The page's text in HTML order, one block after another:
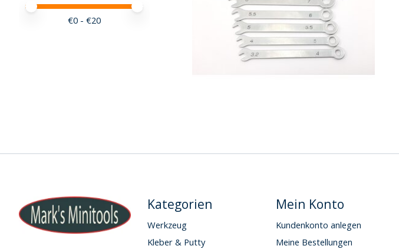
Preis – Mindestwert
Price maximum value
€0 - €20
Kategorien
Werkzeug
Kleber & Putty
Mein Konto
Kundenkonto anlegen
Meine Bestellungen